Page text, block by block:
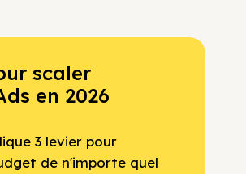
scaler
en 2026
3 levier pour
de n'importe quel